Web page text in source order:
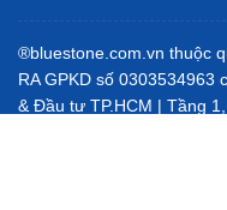
®bluestone.com.vn thuộc
RA GPKD số 0303534963
& Đầu tư TP.HCM | Tầng